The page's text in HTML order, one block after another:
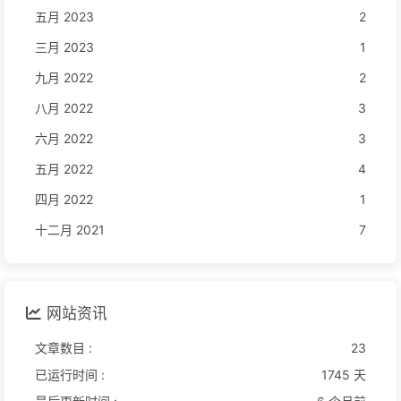
五月 2023
2
三月 2023
1
九月 2022
2
八月 2022
3
六月 2022
3
五月 2022
4
四月 2022
1
十二月 2021
7
网站资讯
文章数目 :
23
已运行时间 :
1745 天